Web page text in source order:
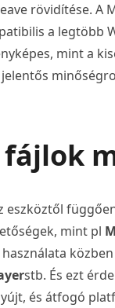
rövidítése.
a legtöbb
mint a
fájlok
eszköztől
mint pl
stb. És ezt
és átfogó